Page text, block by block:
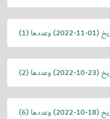
(
2022-11-01) وعددها (1)
(
2022-10-23) وعددها (2)
(
2022-10-18) وعددها (6)